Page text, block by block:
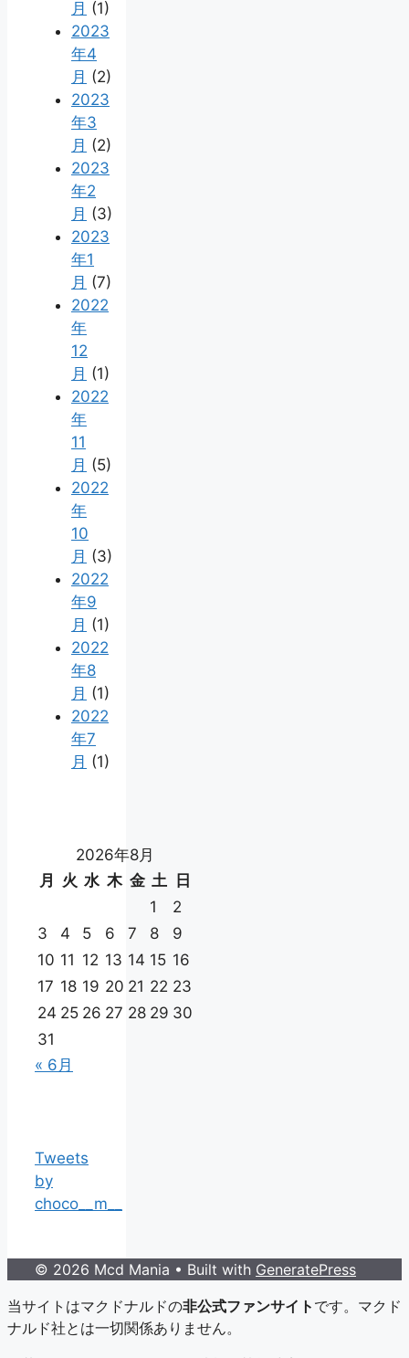
月 (1)
2023
年4
月 (2)
2023
年3
月 (2)
2023
年2
月 (3)
2023
年1
月 (7)
2022
年
12
月 (1)
2022
年
11
月 (5)
2022
年
10
月 (3)
2022
年9
月 (1)
2022
年8
月 (1)
2022
年7
月 (1)
2026年8月
月
火 水 木 金 土
日
1
2
3
4 5 6 7 8
9
10 11 12 13 14 15 16
17 18 19 20 21 22 23
24 25 26 27 28 29 30
31
« 6月
Tweets
by
choco__m__
© 2026 Mcd Mania • Built with GeneratePress
当サイトはマクドナルドの非公式ファンサイト です。マクド
ナルド社とは一切関係ありません。